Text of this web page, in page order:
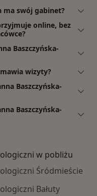
ma swój gabinet?
online, bez
Baszczyńska-
wizyty?
Baszczyńska-
Baszczyńska-
w pobliżu
Śródmieście
Bałuty